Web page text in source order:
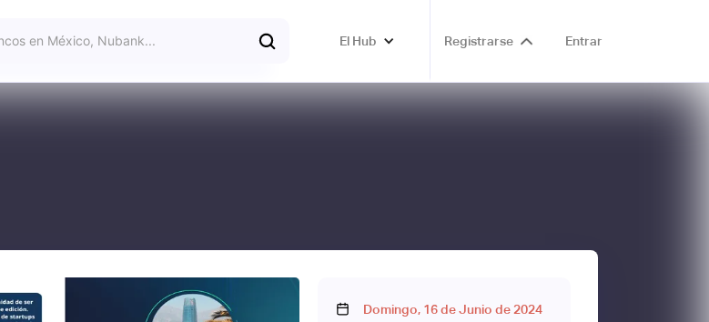
El Hub Registrarse Entrar
Domingo, 16 de Junio de 2024